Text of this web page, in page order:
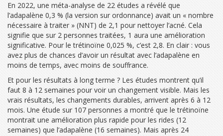
En 2022, une méta-analyse de 22 études a révélé que
l’adapalène 0,3 % (la version sur ordonnance) avait un « nombre
nécessaire à traiter » (NNT) de 2,1 pour nettoyer l’acné. Cela
signifie que sur 2 personnes traitées, 1 aura une amélioration
significative. Pour le trétinoïne 0,025 %, c’est 2,8. En clair : vous
avez plus de chances d’avoir un résultat avec l’adapalène en
moins de temps, avec moins de souffrance.
Et pour les résultats à long terme ? Les études montrent qu’il
faut 8 à 12 semaines pour voir un changement visible. Mais les
vrais résultats, les changements durables, arrivent après 6 à 12
mois. Une étude sur 107 personnes a montré que le trétinoïne
montrait une amélioration plus rapide pour les rides (12
semaines) que l’adapalène (16 semaines). Mais après 24